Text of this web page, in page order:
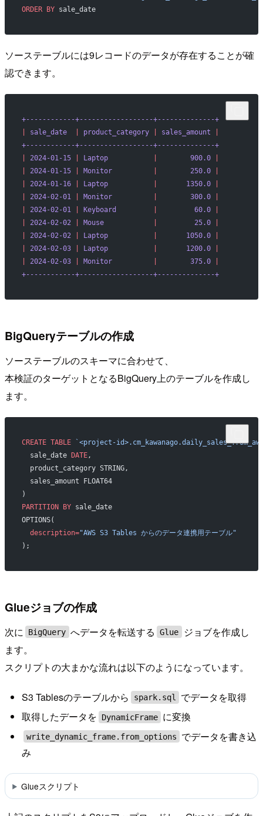
ORDER BY sale_date
ソーステーブルには9レコードのデータが存在することが確
認できます。
+------------+------------------+--------------+
sale_date
  |
product_category | sales_amount
+------------+------------------+--------------+
2024-01-15 | Laptop
           |
        900.0
|
2024-01-15 | Monitor
          |
        250.0
|
2024-01-16 | Laptop
           |
       1350.0
|
2024-02-01 | Monitor
          |
        300.0
|
2024-02-01 | Keyboard
         60.0
|
2024-02-02 | Mouse
            |
         25.0
|
2024-02-02 | Laptop
           |
       1050.0
|
2024-02-03 | Laptop
           |
       1200.0
|
2024-02-03 | Monitor
          |
        375.0
|
+------------+------------------+--------------+
BigQueryテーブルの作成
ソーステーブルのスキーマに合わせて、
本検証のターゲットとなるBigQuery上のテーブルを作成し
ます。
CREATE TABLE `<project-
  sale_date
DATE,
  product_category STRING,
  sales_amount FLOAT64
)
PARTITION BY sale_date
OPTIONS(
  description=
"AWS S3 Tables からのデータ連携用テーブル"
);
Glueジョブの作成
次に BigQuery へデータを転送する Glue
ジョブを作成し
ます。
スクリプトの大まかな流れは以下のようになっています。
S3 Tablesのテーブルから spark.sql
でデータを取得
取得したデータを
DynamicFrame に変換
write_dynamic_frame.from_options
でデータを書き込
み
Glueスクリプト